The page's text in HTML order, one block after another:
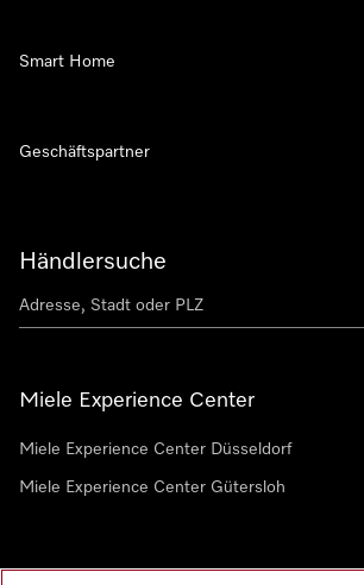
Händlersuche
Miele Experience Center
Miele Experience Center Düsseldorf
Miele Experience Center Gütersloh
Smart Home
Geschäftspartner